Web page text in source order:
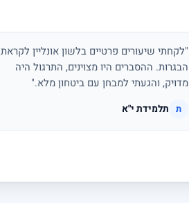
"לקחתי שיעורים פרטיים בלשון אונליין לקראת
הבגרות. ההסברים היו מצוינים, התרגול היה
מדויק, והגעתי למבחן עם ביטחון מלא."
ת תלמידת י"א